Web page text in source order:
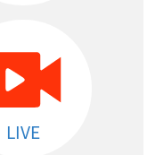
LIVE